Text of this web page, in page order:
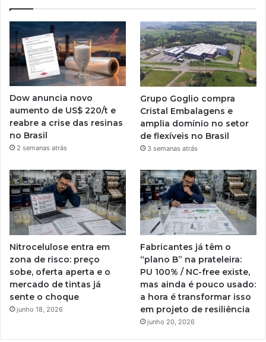
Dow anuncia novo
aumento de US$ 220/t e
reabre a crise das resinas
no Brasil
2 semanas atrás
Grupo Goglio compra
Cristal Embalagens e
amplia domínio no setor
de flexíveis no Brasil
3 semanas atrás
Nitrocelulose entra em
zona de risco: preço
sobe, oferta aperta e o
mercado de tintas já
sente o choque
junho 18, 2026
Fabricantes já têm o
“plano B” na prateleira:
PU 100% / NC-free existe,
mas ainda é pouco usado:
a hora é transformar isso
em projeto de resiliência
junho 20, 2026